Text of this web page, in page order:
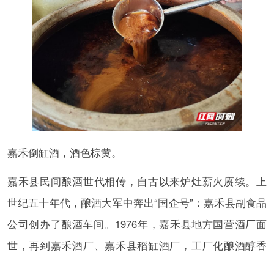
嘉禾倒缸酒，酒色棕黄。
嘉禾县民间酿酒世代相传，自古以来炉灶薪火赓续。上
世纪五十年代，酿酒大军中奔出“国企号”：嘉禾县副食品
公司创办了酿酒车间。1976年，嘉禾县地方国营酒厂面
世，再到嘉禾酒厂、嘉禾县稻缸酒厂，工厂化酿酒醇香